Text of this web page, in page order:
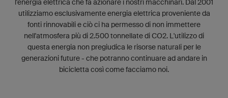
l'energia elettrica che fa azionare i nostri macchinari. Dal 2001
utilizziamo esclusivamente energia elettrica proveniente da
fonti rinnovabili e ciò ci ha permesso di non immettere
nell'atmosfera più di 2.500 tonnellate di CO2. L'utilizzo di
questa energia non pregiudica le risorse naturali per le
generazioni future - che potranno continuare ad andare in
bicicletta così come facciamo noi.